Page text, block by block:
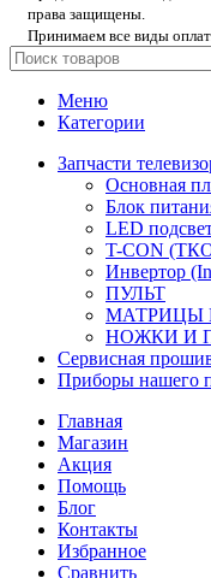
права защищены.
Принимаем все виды
Меню
Категории
Запчасти
Основная
Блок
LED
T-CON
Инвертор
ПУЛЬТ
МАТРИЦЫ
НОЖКИ И
Сервисная
Приборы нашего
Главная
Магазин
Акция
Помощь
Блог
Контакты
Избранное
Сравнить